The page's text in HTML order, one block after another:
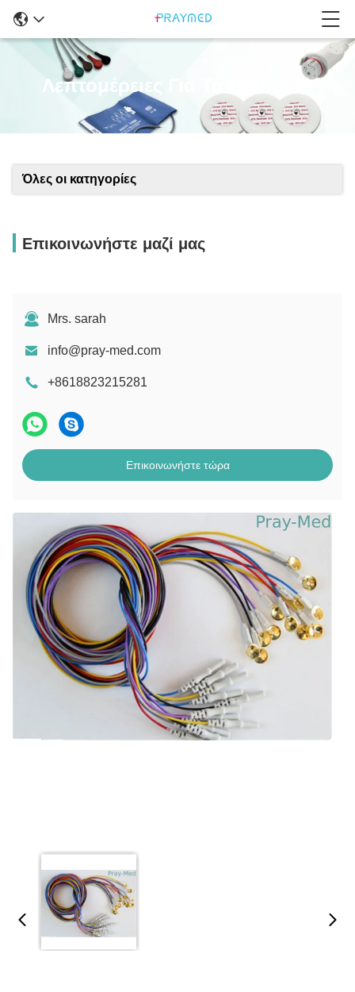
Λεπτομέρειες Για Τα Προϊόντα
Όλες οι κατηγορίες
Επικοινωνήστε μαζί μας
Mrs. sarah
info@pray-med.com
+8618823215281
Επικοινωνήστε τώρα